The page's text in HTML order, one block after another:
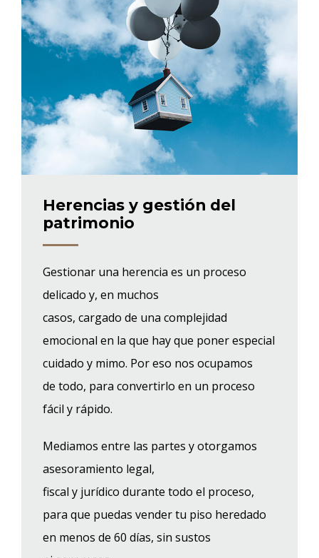
Herencias y gestión del
patrimonio
Gestionar una herencia es un proceso
delicado y, en muchos
casos, cargado de una complejidad
emocional en la que hay que poner especial
cuidado y mimo. Por eso nos ocupamos
de todo, para convertirlo en un proceso
fácil y rápido.
Mediamos entre las partes y otorgamos
asesoramiento legal,
fiscal y jurídico durante todo el proceso,
para que puedas vender tu piso heredado
en menos de 60 días, sin sustos